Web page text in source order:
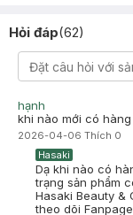
chi duong
2025-06-17
rẻ mà chất lượng,
Hasaki -2025-06-
Hasaki xin chào!
đánh giá. Sự hài
Hasaki ngày
Cảm ơn bạn đã
Hỏi đáp(62)
hạnh
khi nào mới có hàng
2026-04-06 Thích 0
Hasaki
Dạ khi nào có
trạng sản phẩm
Hasaki Beauty &
theo dõi